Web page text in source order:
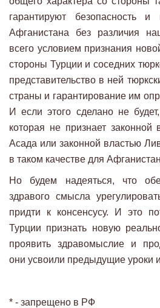
гарантируют безопасность
Афганистана без различия
всего условием признания
стороны Турции и соседних
представительство в ней
страны и гарантирование им
И если этого сделано не
которая не признает
Асада или законной властью
в таком качестве для
Но будем надеяться, что
здравого смысла
придти к консенсусу. И это
Турции признать новую
проявить здравомыслие и
они усвоили предыдущие уроки
* - запрещено в РФ